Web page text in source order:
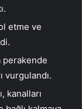
etme ve
perakende
vurgulandı.
kanalları